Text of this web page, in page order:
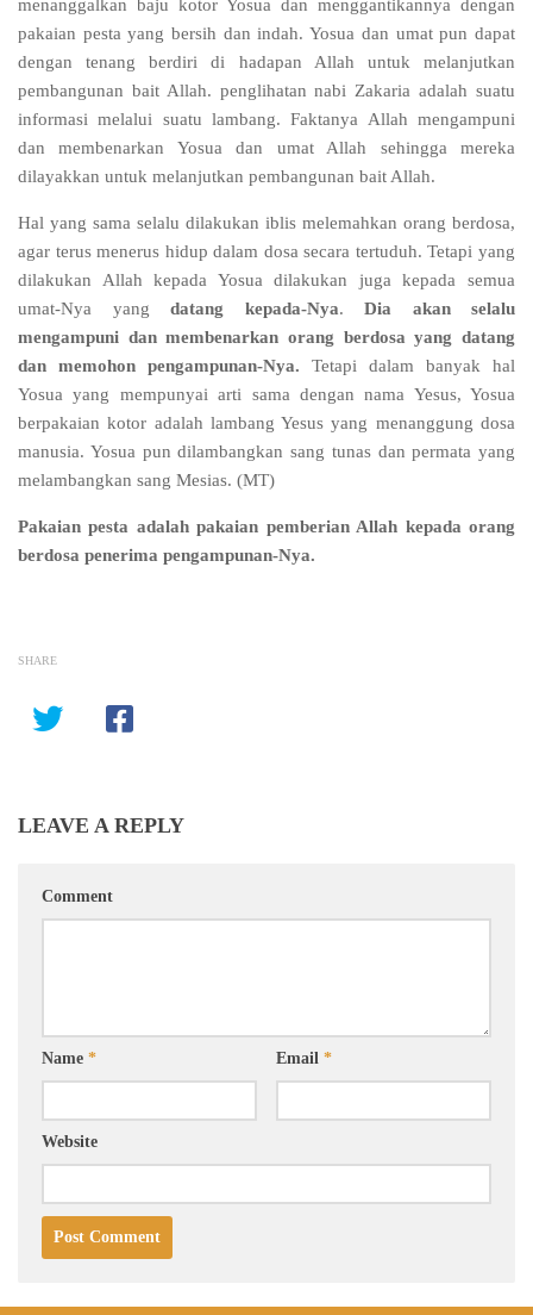
menanggalkan baju kotor Yosua dan menggantikannya dengan
pakaian pesta yang bersih dan indah. Yosua dan umat pun dapat
dengan tenang berdiri di hadapan Allah untuk melanjutkan
pembangunan bait Allah. penglihatan nabi Zakaria adalah suatu
informasi melalui suatu lambang. Faktanya Allah mengampuni
dan membenarkan Yosua dan umat Allah sehingga mereka
dilayakkan untuk melanjutkan pembangunan bait Allah.
Hal yang sama selalu dilakukan iblis melemahkan orang berdosa,
agar terus menerus hidup dalam dosa secara tertuduh. Tetapi yang
dilakukan Allah kepada Yosua dilakukan juga kepada semua
umat-Nya yang datang kepada-Nya. Dia akan selalu
mengampuni dan membenarkan orang berdosa yang datang
dan memohon pengampunan-Nya. Tetapi dalam banyak hal
Yosua yang mempunyai arti sama dengan nama Yesus, Yosua
berpakaian kotor adalah lambang Yesus yang menanggung dosa
manusia. Yosua pun dilambangkan sang tunas dan permata yang
melambangkan sang Mesias. (MT)
Pakaian pesta adalah pakaian pemberian Allah kepada orang
berdosa penerima pengampunan-Nya.
SHARE
LEAVE A REPLY
Comment
Name * Email *
Website